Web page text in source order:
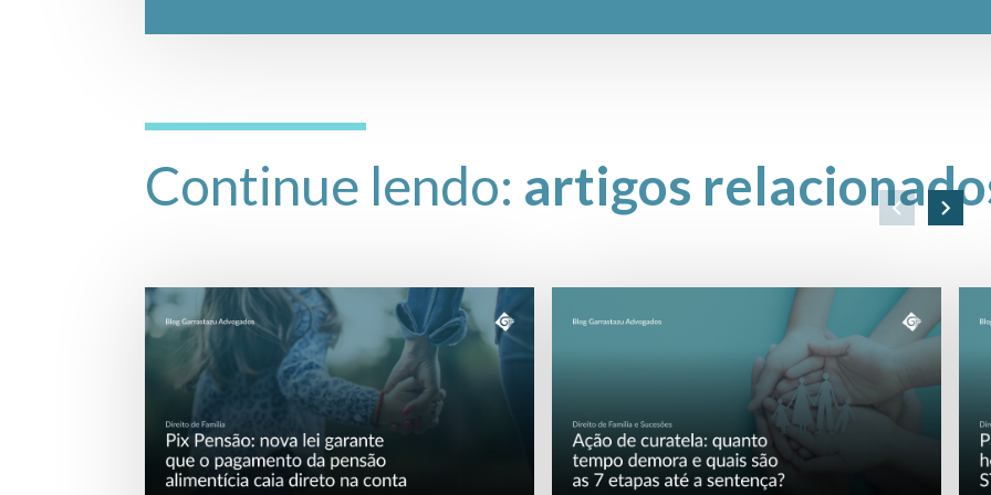
Continue lendo: artigos